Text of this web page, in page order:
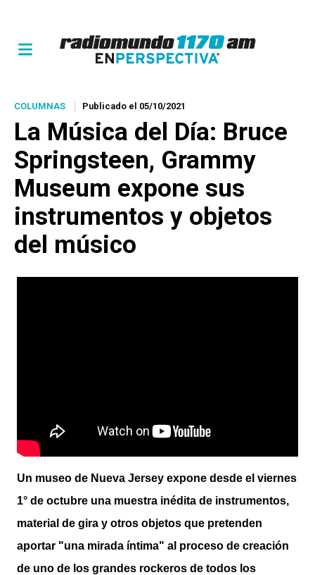
COLUMNAS Publicado el 05/10/2021
La Música del Día: Bruce
Springsteen, Grammy
Museum expone sus
instrumentos y objetos
del músico
Un museo de Nueva Jersey expone desde el viernes
1° de octubre una muestra inédita de instrumentos,
material de gira y otros objetos que pretenden
aportar "una mirada íntima" al proceso de creación
de uno de los grandes rockeros de todos los